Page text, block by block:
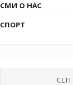
СМИ О НАС
СПОРТ